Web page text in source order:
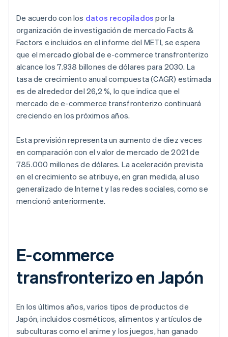
De acuerdo con los datos recopilados por la
organización de investigación de mercado Facts &
Factors e incluidos en el informe del METI, se espera
que el mercado global de e-commerce transfronterizo
alcance los 7.938 billones de dólares para 2030. La
tasa de crecimiento anual compuesta (CAGR) estimada
es de alrededor del 26,2 %, lo que indica que el
mercado de e-commerce transfronterizo continuará
creciendo en los próximos años.
Esta previsión representa un aumento de diez veces
en comparación con el valor de mercado de 2021 de
785.000 millones de dólares. La aceleración prevista
en el crecimiento se atribuye, en gran medida, al uso
generalizado de Internet y las redes sociales, como se
mencionó anteriormente.
E-commerce
transfronterizo en Japón
En los últimos años, varios tipos de productos de
Japón, incluidos cosméticos, alimentos y artículos de
subculturas como el anime y los juegos, han ganado